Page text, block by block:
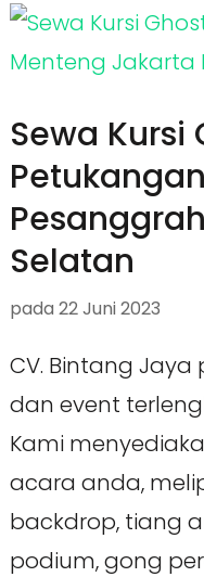
Sewa Kursi
Selatan
pada 22 Juni 2023
CV. Bintang
dan event
Kami
acara anda,
backdrop, tiang
podium, gong